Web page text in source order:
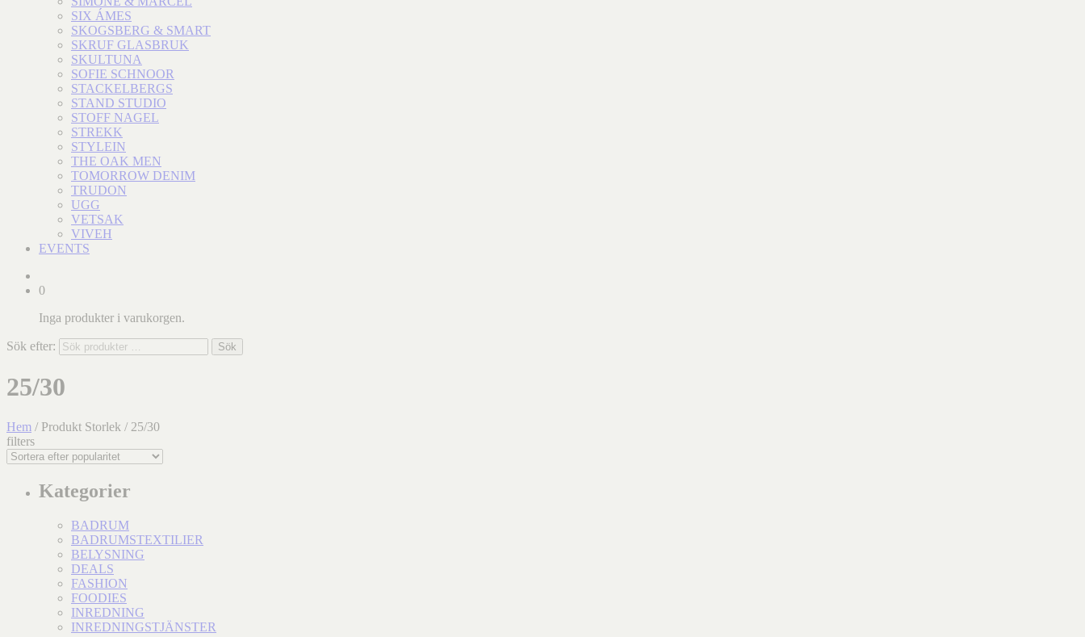
SIX ÁMES
SKOGSBERG & SMART
SKRUF GLASBRUK
SKULTUNA
SOFIE SCHNOOR
STACKELBERGS
STAND STUDIO
STOFF NAGEL
STREKK
STYLEIN
THE OAK MEN
TOMORROW DENIM
TRUDON
UGG
VETSAK
VIVEH
EVENTS
0
Inga produkter i varukorgen.
Sök efter: Sök
25/30
Hem / Produkt Storlek / 25/30
filters
Kategorier
BADRUM
BADRUMSTEXTILIER
BELYSNING
DEALS
FASHION
FOODIES
INREDNING
INREDNINGSTJÄNSTER